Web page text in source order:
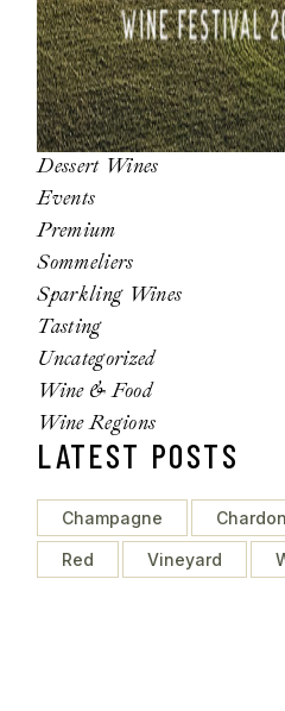
Dessert Wines
Events
Premium
Sommeliers
Sparkling Wines
Tasting
Uncategorized
Wine & Food
Wine Regions
LATEST POSTS
Champagne
Red Vineyard